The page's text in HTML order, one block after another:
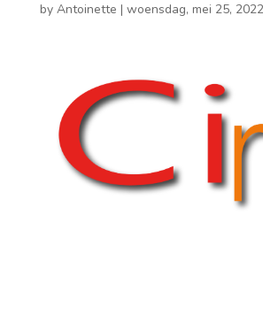
by Antoinette | woensdag, mei 25, 2022